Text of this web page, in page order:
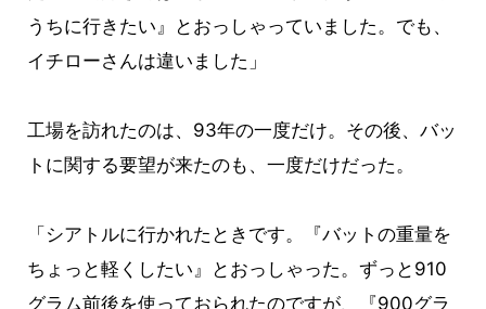
うちに行きたい』とおっしゃっていました。でも、
イチローさんは違いました」
工場を訪れたのは、93年の一度だけ。その後、バッ
トに関する要望が来たのも、一度だけだった。
「シアトルに行かれたときです。『バットの重量を
ちょっと軽くしたい』とおっしゃった。ずっと910
グラム前後を使っておられたのですが、『900グラ